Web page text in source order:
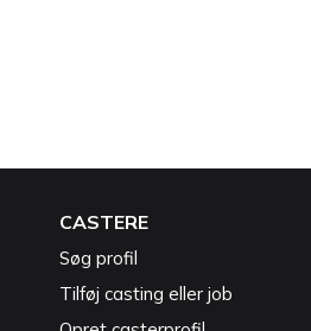
CASTERE
Søg profil
Tilføj casting eller job